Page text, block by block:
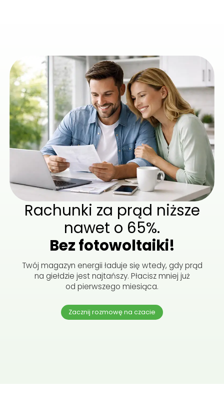
Rachunki za prąd niższe
nawet o 65%.
Bezfotowoltaiki!
Twój magazyn energii ładuje się wtedy, gdy prąd
na giełdzie jest najtańszy. Płacisz mniej już
od pierwszego miesiąca.
Zacznij rozmowę na czacie